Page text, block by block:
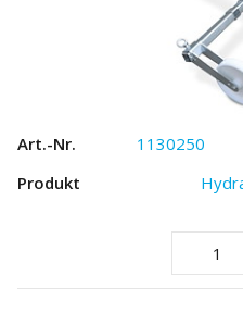
1130250